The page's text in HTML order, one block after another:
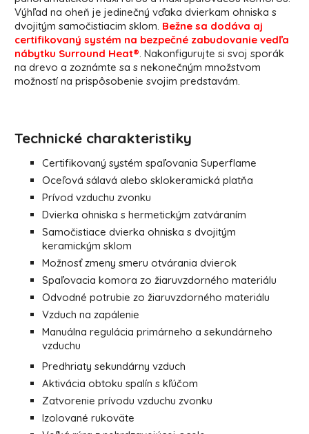
Výhľad na oheň je jedinečný vďaka dvierkam ohniska s
dvojitým samočistiacim sklom. Bežne sa dodáva aj
certifikovaný systém na bezpečné zabudovanie vedľa
nábytku Surround Heat®. Nakonfigurujte si svoj sporák
na drevo a zoznámte sa s nekonečným množstvom
možností na prispôsobenie svojim predstavám.
Technické charakteristiky
Certifikovaný systém spaľovania Superflame
Oceľová sálavá alebo sklokeramická platňa
Prívod vzduchu zvonku
Dvierka ohniska s hermetickým zatváraním
Samočistiace dvierka ohniska s dvojitým
keramickým sklom
Možnosť zmeny smeru otvárania dvierok
Spaľovacia komora zo žiaruvzdorného materiálu
Odvodné potrubie zo žiaruvzdorného materiálu
Vzduch na zapálenie
Manuálna regulácia primárneho a sekundárneho
vzduchu
Predhriaty sekundárny vzduch
Aktivácia obtoku spalín s kľúčom
Zatvorenie prívodu vzduchu zvonku
Izolované rukoväte